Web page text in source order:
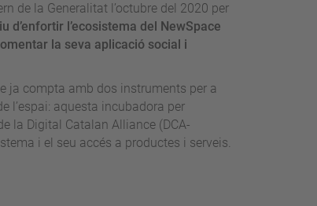
de la Generalitat l’octubre del 2020 per
d’enfortir l’ecosistema del NewSpace
la seva aplicació social i
ja compta amb dos instruments per a
l’espai: aquesta incubadora per
la Digital Catalan Alliance (DCA-
i el seu accés a productes i serveis.